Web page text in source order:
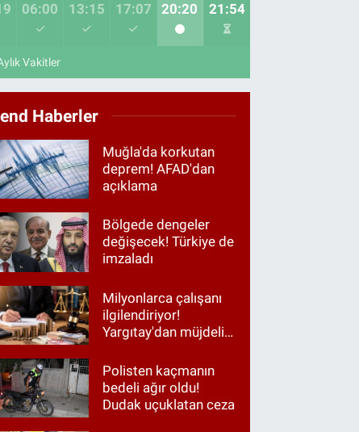
06:00 13:15 17:07 20:20 21:54
Vakitler
Haberler
Muğla'da korkutan
deprem! AFAD'dan
açıklama
Bölgede dengeler
değişecek! Türkiye de
imzaladı
Milyonlarca çalışanı
ilgilendiriyor!
Yargıtay'dan müjdeli
Polisten kaçmanın
bedeli ağır oldu!
Dudak uçuklatan ceza